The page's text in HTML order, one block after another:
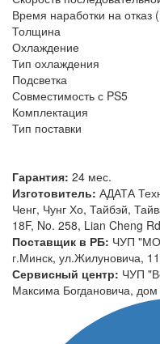
Время наработки на отказ
Толщина
Охлаждение
Тип охлаждения
Подсветка
Совместимость с PS5
Комплектация
Тип поставки
Гарантия: 24 мес.
Изготовитель: АДАТА
Ченг, Чунг Хо, Тайбэй,
18F, No. 258, Lian Cheng
Поставщик в РБ: ЧУП
г.Минск, ул.Жилуновича,
Сервисный центр: ЧУП
Максима Богдановича, дом